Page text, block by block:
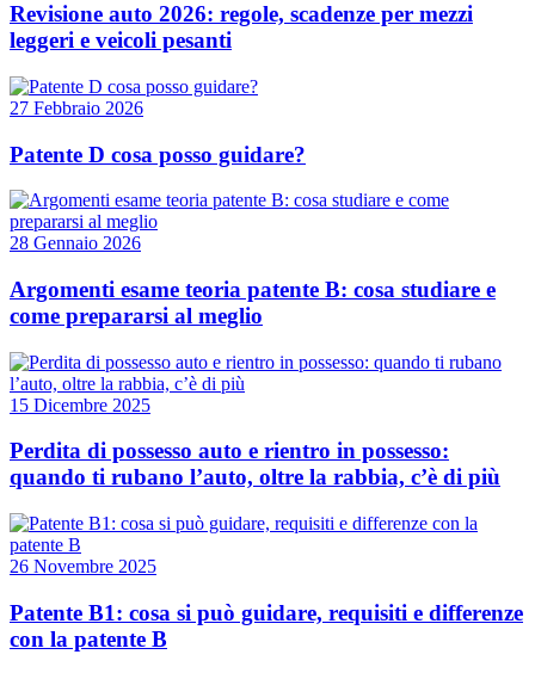
Revisione auto 2026: regole, scadenze per mezzi
leggeri e veicoli pesanti
27 Febbraio 2026
Patente D cosa posso guidare?
28 Gennaio 2026
Argomenti esame teoria patente B: cosa studiare e
come prepararsi al meglio
15 Dicembre 2025
Perdita di possesso auto e rientro in possesso:
quando ti rubano l’auto, oltre la rabbia, c’è di più
26 Novembre 2025
Patente B1: cosa si può guidare, requisiti e differenze
con la patente B